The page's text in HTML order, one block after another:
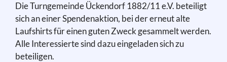
Die Turngemeinde Ückendorf 1882/11 e.V. beteiligt
sich an einer Spendenaktion, bei der erneut alte
Laufshirts für einen guten Zweck gesammelt werden.
Alle Interessierte sind dazu eingeladen sich zu
beteiligen.